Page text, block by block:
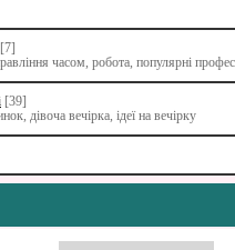
[7]
часом, робота, популярні
[39]
дівоча вечірка, ідеї на вечірку